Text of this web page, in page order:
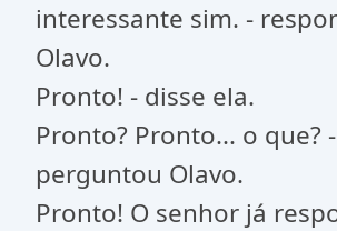
interessante sim. -
Olavo.
Pronto! - disse ela.
Pronto? Pronto... o que? -
perguntou Olavo.
Pronto! O senhor já